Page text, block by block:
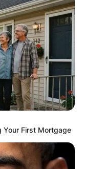
Your First Mortgage